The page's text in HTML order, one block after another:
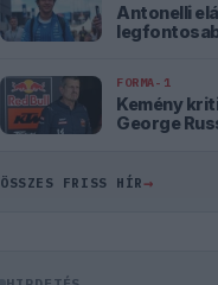
Antonelli
FORMA-1
Kemény
George
ÖSSZES FRISS HÍR→